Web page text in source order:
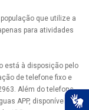
que utilize a
para atividades
está à disposição pelo
de telefone fixo e
Além do telefone,
APP, disponível